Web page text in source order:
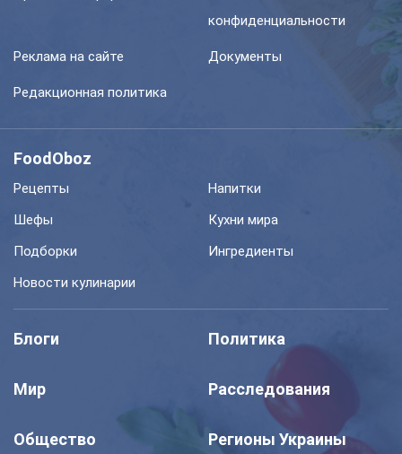
конфиденциальности
Реклама на сайте Документы
Редакционная политика
FoodOboz
Рецепты
Напитки
Шефы
Кухни мира
Подборки
Ингредиенты
Новости кулинарии
Блоги Политика
Мир Расследования
Общество Регионы Украины